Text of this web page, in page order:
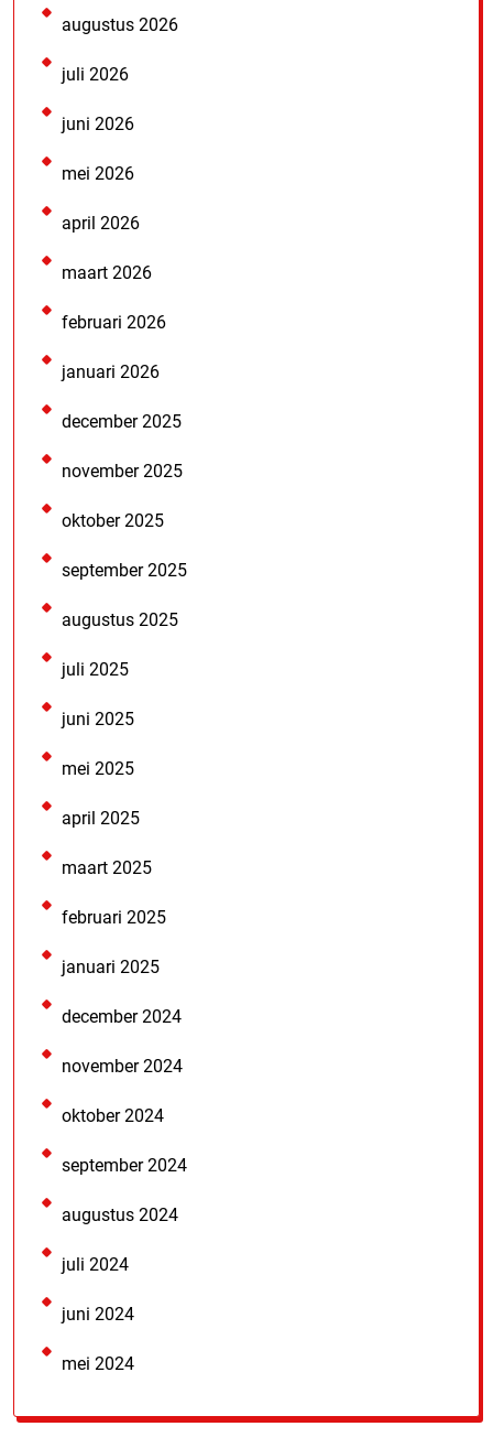
augustus 2026
juli 2026
juni 2026
mei 2026
april 2026
maart 2026
februari 2026
januari 2026
december 2025
november 2025
oktober 2025
september 2025
augustus 2025
juli 2025
juni 2025
mei 2025
april 2025
maart 2025
februari 2025
januari 2025
december 2024
november 2024
oktober 2024
september 2024
augustus 2024
juli 2024
juni 2024
mei 2024